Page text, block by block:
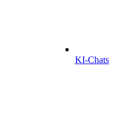
KI-Chats